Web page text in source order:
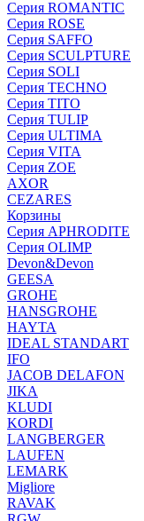
Серия ROMANTIC
Серия ROSE
Серия SAFFO
Серия SCULPTURE
Серия SOLI
Серия TECHNO
Серия TITO
Серия TULIP
Серия ULTIMA
Серия VITA
Серия ZOE
AXOR
CEZARES
Корзины
Серия APHRODITE
Серия OLIMP
Devon&Devon
GEESA
GROHE
HANSGROHE
HAYTA
IDEAL STANDART
IFO
JACOB DELAFON
JIKA
KLUDI
KORDI
LANGBERGER
LAUFEN
LEMARK
Migliore
RAVAK